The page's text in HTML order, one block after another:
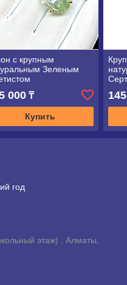
с крупным
Зеленым
000₸
Купить
год
этаж) , Алматы,